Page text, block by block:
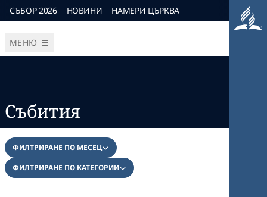
СЪБОР 2026 НОВИНИ НАМЕРИ ЦЪРКВА
МЕНЮ
Събития
ФИЛТРИРАНЕ ПО МЕСЕЦ
ФИЛТРИРАНЕ ПО КАТЕГОРИИ